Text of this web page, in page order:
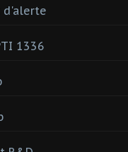
d'alerte
1336